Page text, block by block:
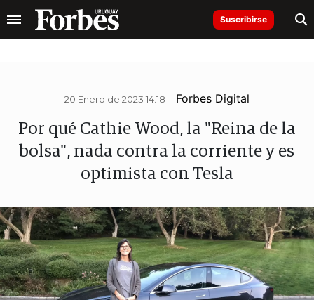
Suscribirse
20 Enero de 2023 14.18 Forbes Digital
Por qué Cathie Wood, la "Reina de la
bolsa", nada contra la corriente y es
optimista con Tesla